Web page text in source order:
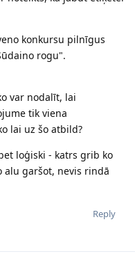
konkursu pilnīgus
rogu".
var nodalīt, lai
tik viena
lai uz šo atbild?
loģiski - katrs grib ko
alu garšot, nevis rindā
Reply